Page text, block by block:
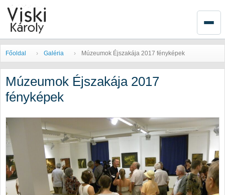
Főoldal Galéria Múzeumok Éjszakája 2017 fényképek
Múzeumok Éjszakája 2017
fényképek